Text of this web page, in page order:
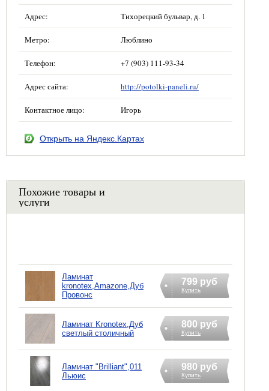
Адрес: Тихорецкий бульвар, д. 1
Метро: Люблино
Телефон: +7 (903) 111-93-34
Адрес сайта: http://potolki-paneli.ru/
Контактное лицо: Игорь
Открыть на Яндекс.Картах
Похожие товары и
услуги
Ламинат
kronotex,Amazone,Дуб
Провонс
799 руб
Купить
Ламинат Kronotex,Дуб
светлый столичный
800 руб
Купить
Ламинат "Brilliant",011
Льюис
980 руб
Купить